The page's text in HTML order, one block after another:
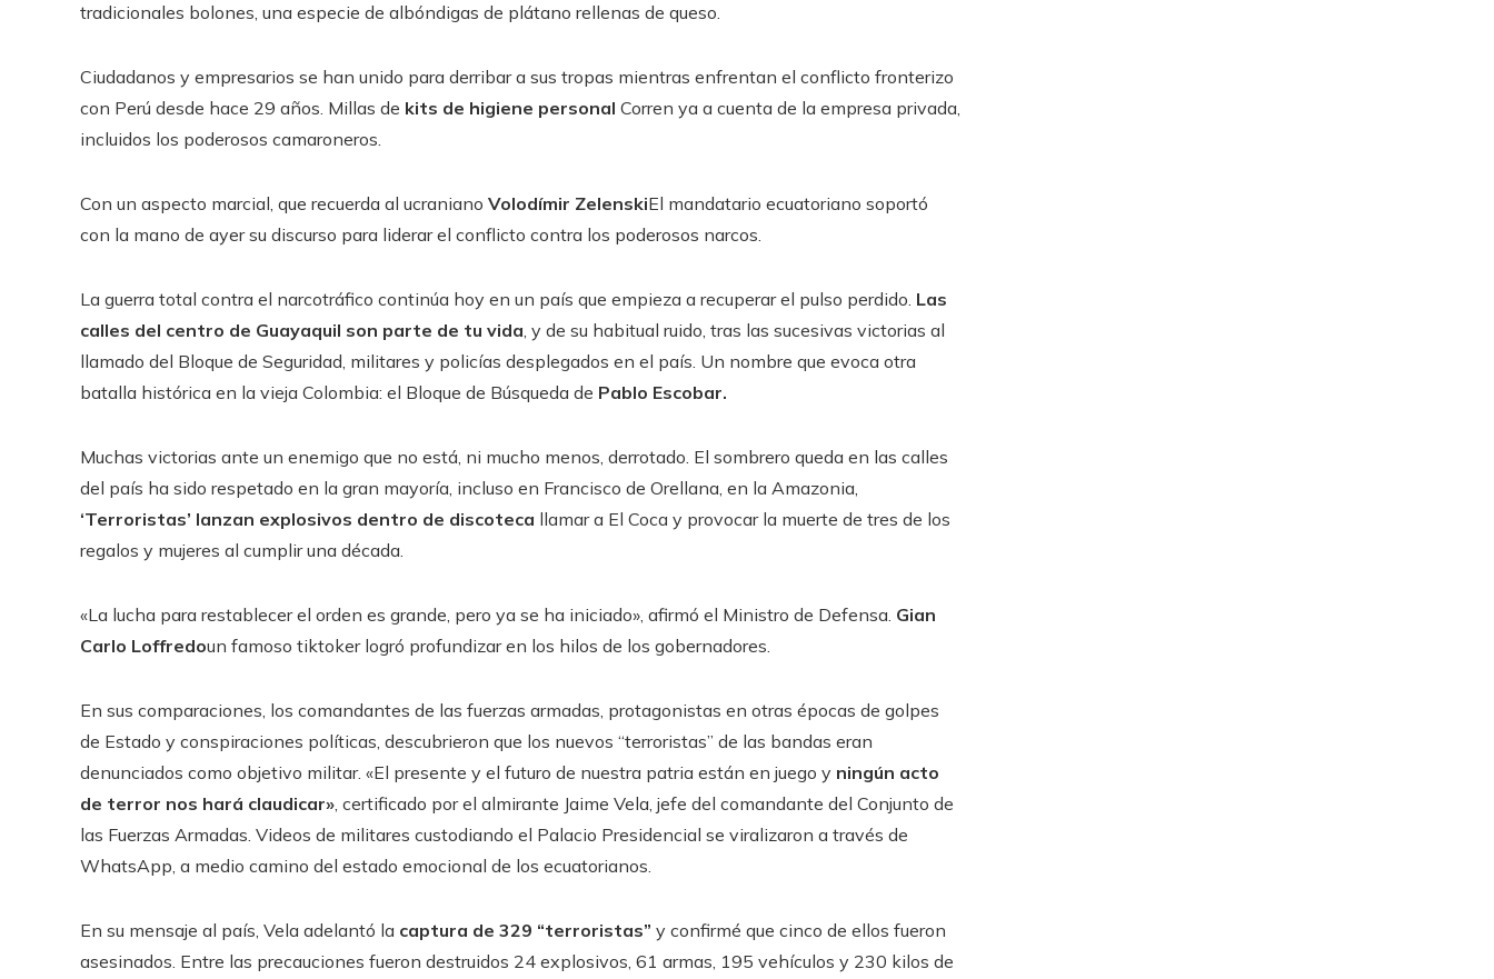
tradicionales bolones, una especie de albóndigas de plátano rellenas de queso.
Ciudadanos y empresarios se han unido para derribar a sus tropas mientras enfrentan el conflicto fronterizo
con Perú desde hace 29 años. Millas de kits de higiene personal Corren ya a cuenta de la empresa privada,
incluidos los poderosos camaroneros.
Con un aspecto marcial, que recuerda al ucraniano Volodímir ZelenskiEl mandatario ecuatoriano soportó
con la mano de ayer su discurso para liderar el conflicto contra los poderosos narcos.
La guerra total contra el narcotráfico continúa hoy en un país que empieza a recuperar el pulso perdido. Las
calles del centro de Guayaquil son parte de tu vida, y de su habitual ruido, tras las sucesivas victorias al
llamado del Bloque de Seguridad, militares y policías desplegados en el país. Un nombre que evoca otra
batalla histórica en la vieja Colombia: el Bloque de Búsqueda de Pablo Escobar.
Muchas victorias ante un enemigo que no está, ni mucho menos, derrotado. El sombrero queda en las calles
del país ha sido respetado en la gran mayoría, incluso en Francisco de Orellana, en la Amazonia,
‘Terroristas’ lanzan explosivos dentro de discoteca llamar a El Coca y provocar la muerte de tres de los
regalos y mujeres al cumplir una década.
«La lucha para restablecer el orden es grande, pero ya se ha iniciado», afirmó el Ministro de Defensa. Gian
Carlo Loffredoun famoso tiktoker logró profundizar en los hilos de los gobernadores.
En sus comparaciones, los comandantes de las fuerzas armadas, protagonistas en otras épocas de golpes
de Estado y conspiraciones políticas, descubrieron que los nuevos “terroristas” de las bandas eran
denunciados como objetivo militar. «El presente y el futuro de nuestra patria están en juego y ningún acto
de terror nos hará claudicar», certificado por el almirante Jaime Vela, jefe del comandante del Conjunto de
las Fuerzas Armadas. Videos de militares custodiando el Palacio Presidencial se viralizaron a través de
WhatsApp, a medio camino del estado emocional de los ecuatorianos.
En su mensaje al país, Vela adelantó la captura de 329 “terroristas” y confirmé que cinco de ellos fueron
asesinados. Entre las precauciones fueron destruidos 24 explosivos, 61 armas, 195 vehículos y 230 kilos de